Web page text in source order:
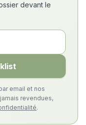
devant le
email et nos
revendues,
.